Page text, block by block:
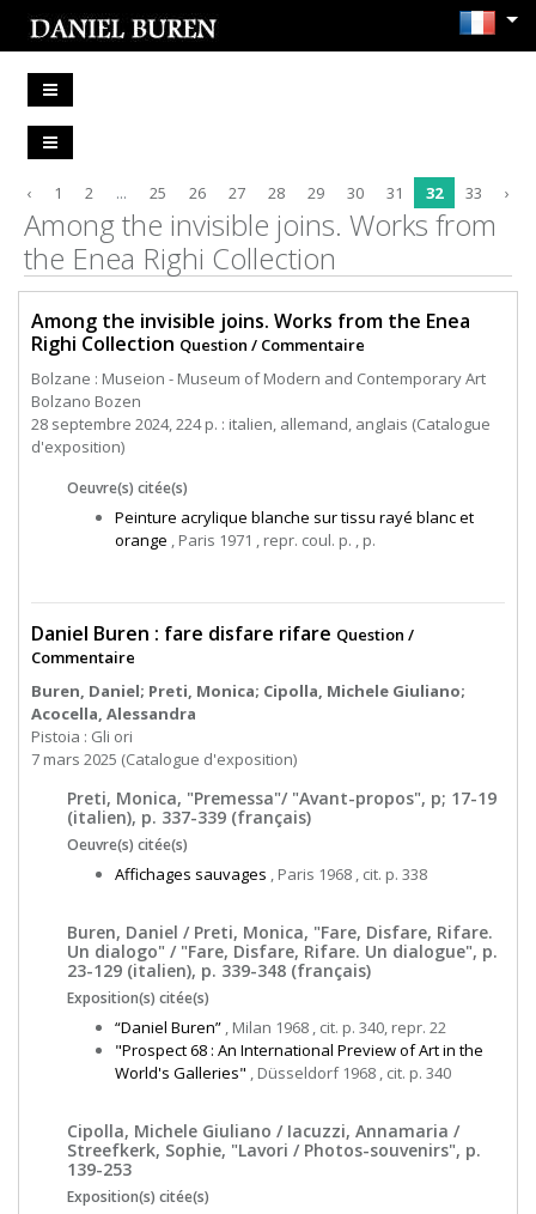
‹ 1 2 ... 25 26 27 28 29 30 31 32 33 ›
Among the invisible joins. Works from
the Enea Righi Collection
Among the invisible joins. Works from the Enea
Righi Collection Question / Commentaire
Bolzane : Museion - Museum of Modern and Contemporary Art
Bolzano Bozen
28 septembre 2024, 224 p. : italien, allemand, anglais (Catalogue
d'exposition)
Oeuvre(s) citée(s)
Peinture acrylique blanche sur tissu rayé blanc et
orange , Paris 1971 , repr. coul. p. , p.
Daniel Buren : fare disfare rifare Question /
Commentaire
Buren, Daniel; Preti, Monica; Cipolla, Michele Giuliano;
Acocella, Alessandra
Pistoia : Gli ori
7 mars 2025 (Catalogue d'exposition)
Preti, Monica, "Premessa"/ "Avant-propos", p; 17-19
(italien), p. 337-339 (français)
Oeuvre(s) citée(s)
Affichages sauvages , Paris 1968 , cit. p. 338
Buren, Daniel / Preti, Monica, "Fare, Disfare, Rifare.
Un dialogo" / "Fare, Disfare, Rifare. Un dialogue", p.
23-129 (italien), p. 339-348 (français)
Exposition(s) citée(s)
“Daniel Buren” , Milan 1968 , cit. p. 340, repr. 22
"Prospect 68 : An International Preview of Art in the
World's Galleries" , Düsseldorf 1968 , cit. p. 340
Cipolla, Michele Giuliano / Iacuzzi, Annamaria /
Streefkerk, Sophie, "Lavori / Photos-souvenirs", p.
139-253
Exposition(s) citée(s)